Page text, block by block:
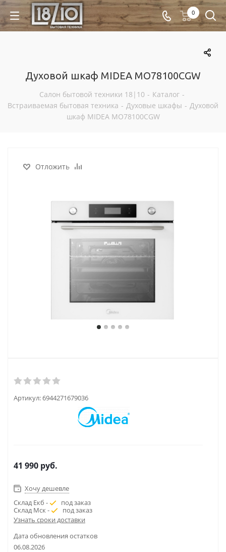
0
Духовой шкаф MIDEA MO78100CGW
Салон бытовой техники 18|10 - Каталог -
Встраиваемая бытовая техника - Духовые шкафы - Духовой
шкаф MIDEA MO78100CGW
Отложить
Артикул:6944271679036
41 990 руб.
Хочу дешевле
Склад Екб -
под заказ
Склад Мск -
под заказ
Узнать сроки доставки
Дата обновления остатков
06.08.2026